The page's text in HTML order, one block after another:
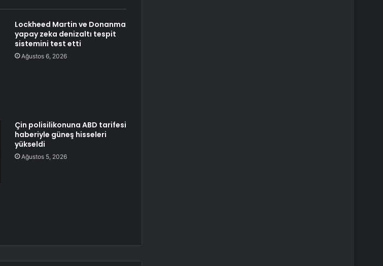
Lockheed Martin ve Donanma
yapay zeka denizaltı tespit
sistemini test etti
Ağustos 6, 2026
Çin polisilikonuna ABD tarifesi
haberiyle güneş hisseleri
yükseldi
Ağustos 5, 2026